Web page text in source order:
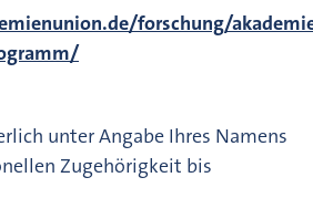
forschung/
unter Angabe Ihres Namens
Zugehörigkeit bis